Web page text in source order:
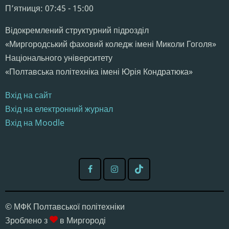
Пʼятниця: 07:45 - 15:00
Відокремлений структурний підрозділ
«Миргородський фаховий коледж імені Миколи Гоголя»
Національного університету
«Полтавська політехніка імені Юрія Кондратюка»
Вхід на сайт
Вхід на електронний журнал
Вхід на Moodle
© МФК Полтавської політехніки
Зроблено з
в Миргороді